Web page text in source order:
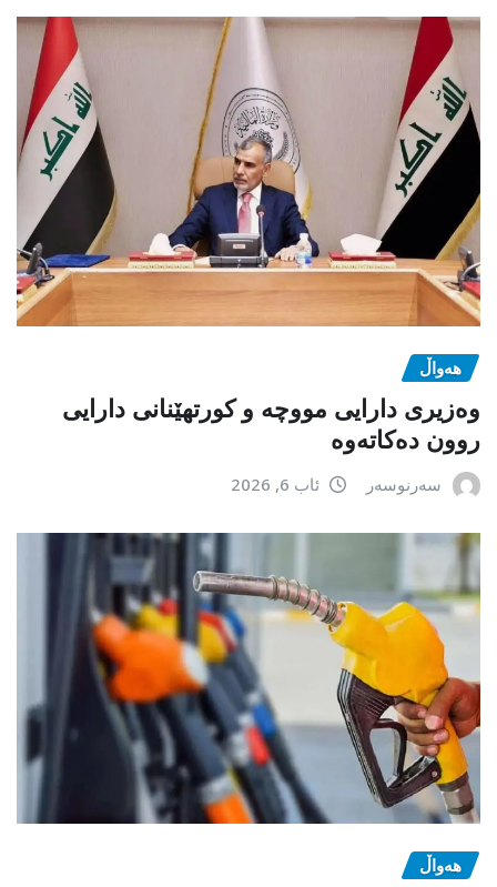
هەواڵ
وەزیری دارایی مووچە و کورتهێنانی دارایی
روون دەکاتەوە
سەرنوسەر ئاب 6, 2026
هەواڵ